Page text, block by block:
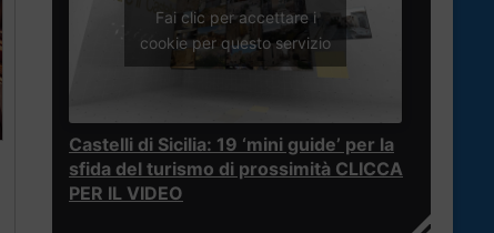
Fai clic per accettare i
cookie per questo servizio
Castelli di Sicilia: 19 ‘mini guide’ per la
sfida del turismo di prossimità CLICCA
PER IL VIDEO